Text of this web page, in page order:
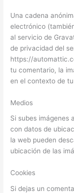
Una cadena
electrónico
al servicio de
de privacidad del
https://
tu comentario, la
en el contexto de
Medios
Si subes imágenes
con datos de
la web pueden
ubicación de las
Cookies
Si dejas un